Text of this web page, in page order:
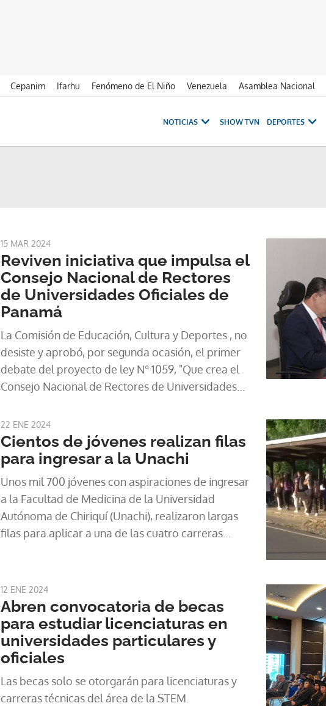
Cepanim Ifarhu Fenómeno de El Niño Venezuela Asamblea Nacional
NOTICIAS SHOW TVN DEPORTES
15 MAR 2024
Reviven iniciativa que impulsa el
Consejo Nacional de Rectores
de Universidades Oficiales de
Panamá
La Comisión de Educación, Cultura y Deportes , no
desiste y aprobó, por segunda ocasión, el primer
debate del proyecto de ley N° 1059, "Que crea el
Consejo Nacional de Rectores de Universidades
declarada inexequible por el Órgano Ejecutivo el
año pasado.
22 ENE 2024
Cientos de jóvenes realizan filas
para ingresar a la Unachi
Unos mil 700 jóvenes con aspiraciones de ingresar
a la Facultad de Medicina de la Universidad
Autónoma de Chiriquí (Unachi), realizaron largas
filas para aplicar a una de las cuatro carreras
autoridades administrativas, solo hay 300 cupos
disponibles.
12 ENE 2024
Abren convocatoria de becas
para estudiar licenciaturas en
universidades particulares y
oficiales
Las becas solo se otorgarán para licenciaturas y
carreras técnicas del área de la STEM.